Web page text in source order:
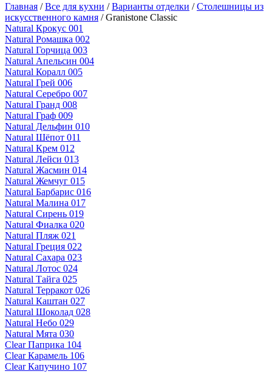
Главная /Все для кухни /Варианты отделки /Столешницы из
искусственного камня /Granistone Classic
Natural Крокус 001
Natural Ромашка 002
Natural Горчица 003
Natural Апельсин 004
Natural Коралл 005
Natural Грей 006
Natural Серебро 007
Natural Гранд 008
Natural Граф 009
Natural Дельфин 010
Natural Шёпот 011
Natural Крем 012
Natural Лейси 013
Natural Жасмин 014
Natural Жемчуг 015
Natural Барбарис 016
Natural Малина 017
Natural Сирень 019
Natural Фиалка 020
Natural Пляж 021
Natural Греция 022
Natural Сахара 023
Natural Лотос 024
Natural Тайга 025
Natural Терракот 026
Natural Каштан 027
Natural Шоколад 028
Natural Небо 029
Natural Мята 030
Clear Паприка 104
Clear Карамель 106
Clear Капучино 107